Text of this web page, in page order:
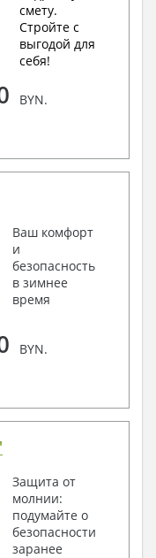
смету.
Стройте с
выгодой для
себя!
BYN.
Ваш комфорт
и
безопасность
в зимнее
время
BYN.
Защита от
молнии:
подумайте о
безопасности
заранее